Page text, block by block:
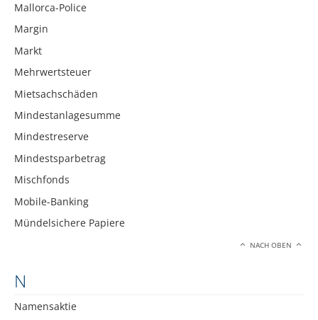
Mallorca-Police
Margin
Markt
Mehrwertsteuer
Mietsachschäden
Mindestanlagesumme
Mindestreserve
Mindestsparbetrag
Mischfonds
Mobile-Banking
Mündelsichere Papiere
NACH OBEN
N
Namensaktie